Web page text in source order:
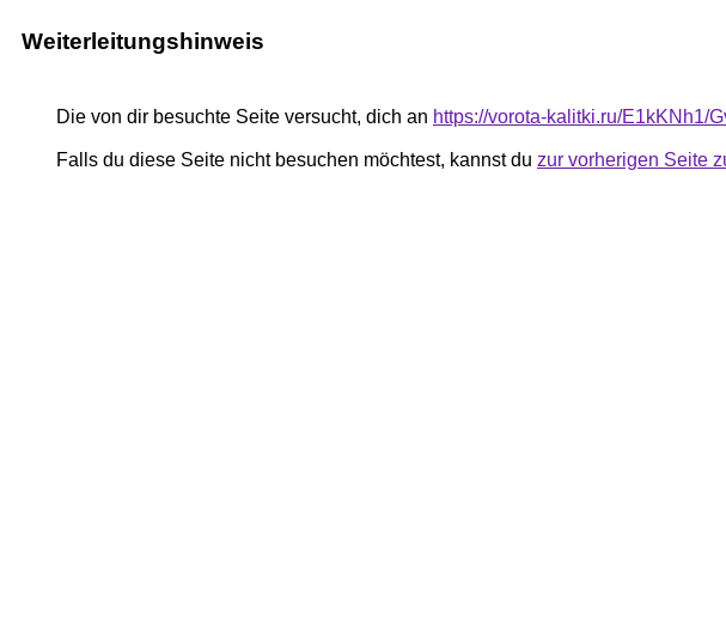
Weiterleitungshinweis
Die von dir besuchte Seite versucht, dich an https://vorota-kalitki.ru/E1kKNh1/
Falls du diese Seite nicht besuchen möchtest, kannst du zur vorherigen Seite